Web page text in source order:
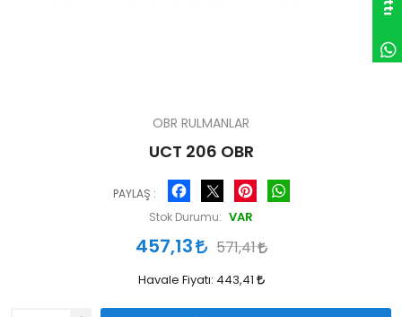
OBR RULMANLAR
UCT 206 OBR
PAYLAŞ :
Facebook Pinterest
Stok Durumu: VAR
457,13 571,41
Havale Fiyatı: 443,41